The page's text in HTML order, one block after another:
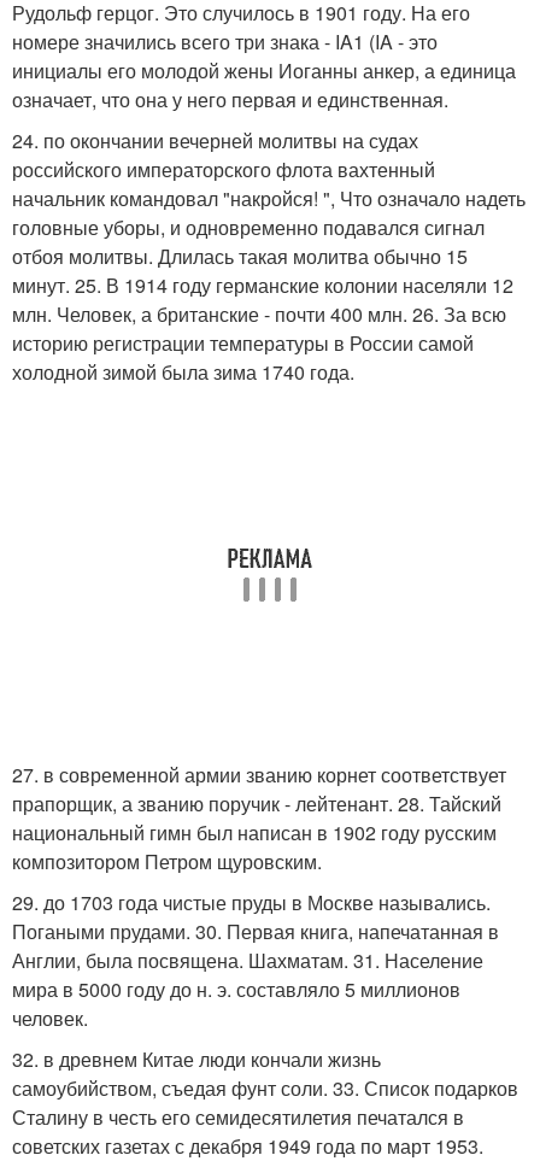
Рудольф герцог. Это случилось в 1901 году. На его
номере значились всего три знака - IA1 (IA - это
инициалы его молодой жены Иоганны анкер, а единица
означает, что она у него первая и единственная.
24. по окончании вечерней молитвы на судах
российского императорского флота вахтенный
начальник командовал "накройся! ", Что означало надеть
головные уборы, и одновременно подавался сигнал
отбоя молитвы. Длилась такая молитва обычно 15
минут. 25. В 1914 году германские колонии населяли 12
млн. Человек, а британские - почти 400 млн. 26. За всю
историю регистрации температуры в России самой
холодной зимой была зима 1740 года.
27. в современной армии званию корнет соответствует
прапорщик, а званию поручик - лейтенант. 28. Тайский
национальный гимн был написан в 1902 году русским
композитором Петром щуровским.
29. до 1703 года чистые пруды в Москве назывались.
Погаными прудами. 30. Первая книга, напечатанная в
Англии, была посвящена. Шахматам. 31. Население
мира в 5000 году до н. э. составляло 5 миллионов
человек.
32. в древнем Китае люди кончали жизнь
самоубийством, съедая фунт соли. 33. Список подарков
Сталину в честь его семидесятилетия печатался в
советских газетах с декабря 1949 года по март 1953.